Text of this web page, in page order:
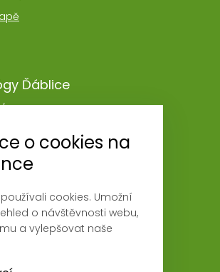
Ďáblice
Vita
údajů
o cookies na
cookies. Umožní
o návštěvnosti webu,
a vylepšovat naše